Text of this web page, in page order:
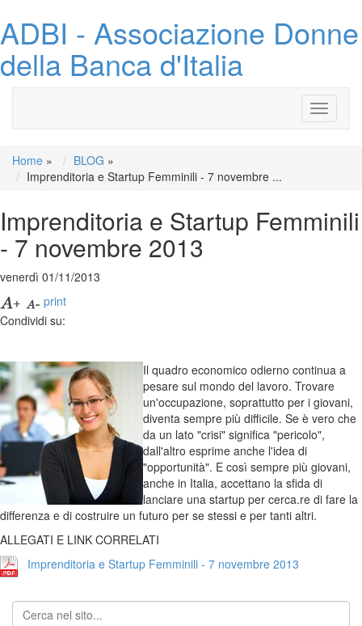
ADBI - Associazione Donne
della Banca d'Italia
Toggle
Home » BLOG »
Imprenditoria e Startup Femminili - 7 novembre ...
Imprenditoria e Startup Femminili
- 7 novembre 2013
venerdì 01/11/2013
print
Condividi su:
Il quadro economico odierno continua a
pesare sul mondo del lavoro. Trovare
un'occupazione, soprattutto per i giovani,
diventa sempre più difficile. Se è vero che
da un lato "crisi" significa "pericolo",
dall'altro esprime anche l'idea di
"opportunità". E così sempre più giovani,
anche in Italia, accettano la sfida di
lanciare una startup per cerca.re di fare la
differenza e di costruire un futuro per se stessi e per tanti altri.
ALLEGATI E LINK CORRELATI
Imprenditoria e Startup Femminili - 7 novembre 2013